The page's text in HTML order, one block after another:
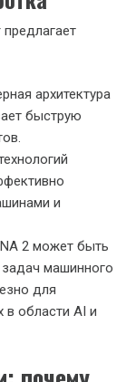
плавно,
большого
890M
с видео в
Adobe
Рендеринг
по
Zenbook 16 Air
станция для
для
в